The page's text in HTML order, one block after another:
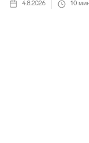
4.8.2026 10